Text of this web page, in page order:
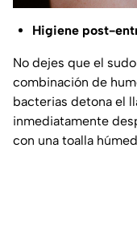
Higiene post-
No dejes que el
combinación de
bacterias detona el
inmediatamente
con una toalla